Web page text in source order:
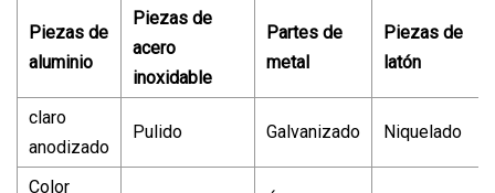
Piezas de
aluminio
Piezas de
acero
inoxidable
Partes de
metal
Piezas de
latón
claro
anodizado
Pulido Galvanizado Niquelado
Color